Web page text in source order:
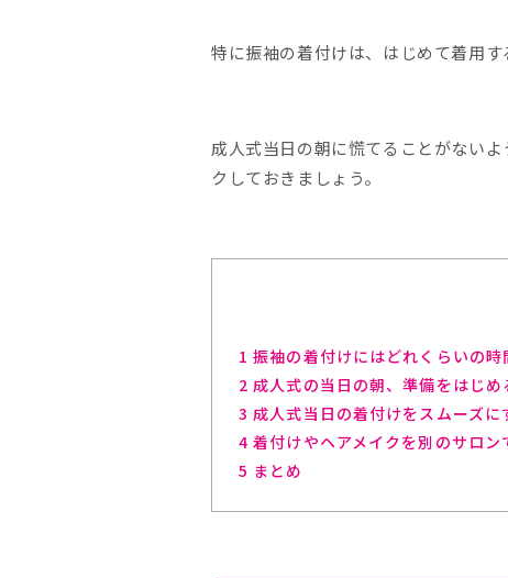
特に振袖の着付けは、はじめて着用
成人式当日の朝に慌てることがない
クしておきましょう。
1 振袖の着付けにはどれくらいの時
2 成人式の当日の朝、準備をはじめ
3 成人式当日の着付けをスムーズ
4 着付けやヘアメイクを別のサロン
5 まとめ